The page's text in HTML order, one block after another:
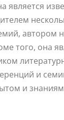
является
автором
того, она
и
и